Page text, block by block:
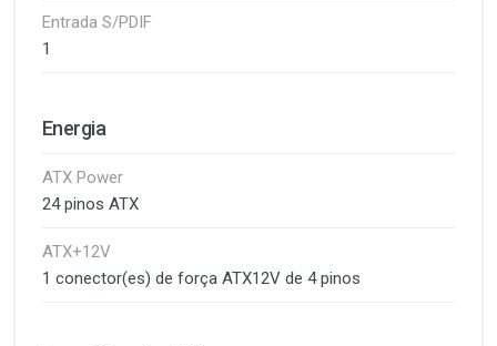
Entrada S/PDIF
1
Energia
ATX Power
24 pinos ATX
ATX+12V
1 conector(es) de força ATX12V de 4 pinos